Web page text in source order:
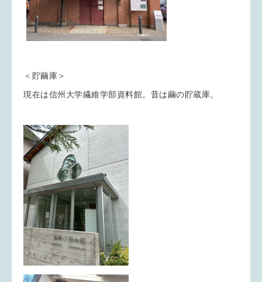
＜貯繭庫＞
現在は信州大学繊維学部資料館。昔は繭の貯蔵庫。